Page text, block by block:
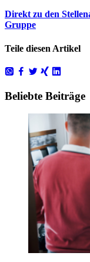
Direkt zu den
Gruppe
Teile diesen Artikel
Beliebte Beiträge